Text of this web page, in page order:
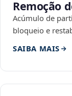
Remoção
Acúmulo de
bloqueio e
SAIBA MAIS